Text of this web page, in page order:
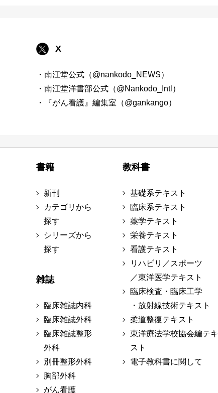
X
・南江堂公式（@nankodo_NEWS）
・南江堂洋書部公式（@Nankodo_Intl）
・『がん看護』編集室（@gankango）
書籍
新刊
カテゴリから
探す
シリーズから
探す
雑誌
臨床雑誌内科
臨床雑誌外科
臨床雑誌整形
外科
別冊整形外科
胸部外科
がん看護
教科書
基礎系テキスト
臨床系テキスト
薬学テキスト
栄養テキスト
看護テキスト
リハビリ／スポーツ
／東洋医学テキスト
臨床検査・臨床工学
・放射線技術テキスト
柔道整復テキスト
東洋療法学校協会編テキ
スト
電子教科書に関して